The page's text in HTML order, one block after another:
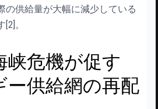
の供給量が大幅に減少している
。
峡危機が促す
ー供給網の再配